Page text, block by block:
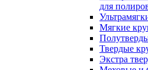
для
Мягкие
Твердые
Экстра